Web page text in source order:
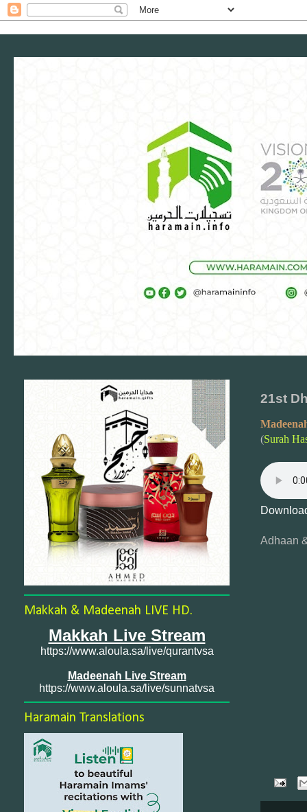
21st
(Surah
Adhaan
Makkah & Madeenah LIVE HD.
Makkah Live Stream
https://www.aloula.sa/live/qurantvsa
Madeenah Live Stream
https://www.aloula.sa/live/sunnatvsa
Haramain Translations